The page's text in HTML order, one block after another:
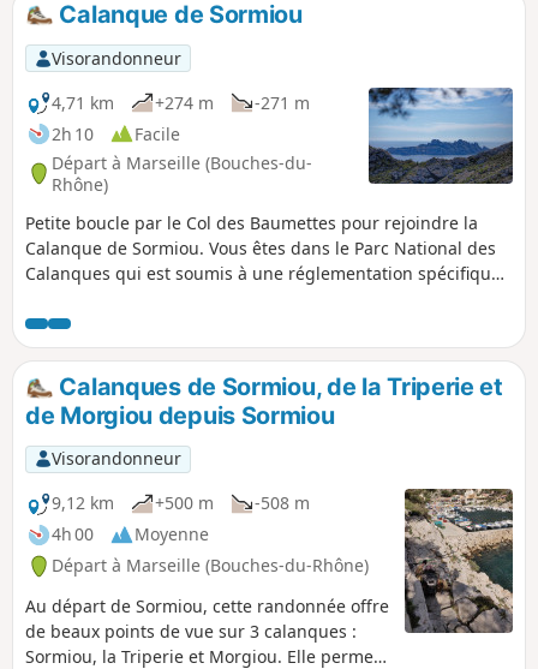
Calanque de Sormiou
Visorandonneur
4,71 km
+274 m
-271 m
2h 10
Facile
Départ à Marseille (Bouches-du-
Rhône)
Petite boucle par le Col des Baumettes pour rejoindre la
Calanque de Sormiou. Vous êtes dans le Parc National des
Calanques qui est soumis à une réglementation spécifique.
amende pouvant aller jusqu'à 1500 €.
Calanques de Sormiou, de la Triperie et
de Morgiou depuis Sormiou
Visorandonneur
9,12 km
+500 m
-508 m
4h 00
Moyenne
Départ à Marseille (Bouches-du-Rhône)
Au départ de Sormiou, cette randonnée offre
de beaux points de vue sur 3 calanques :
Sormiou, la Triperie et Morgiou. Elle permet